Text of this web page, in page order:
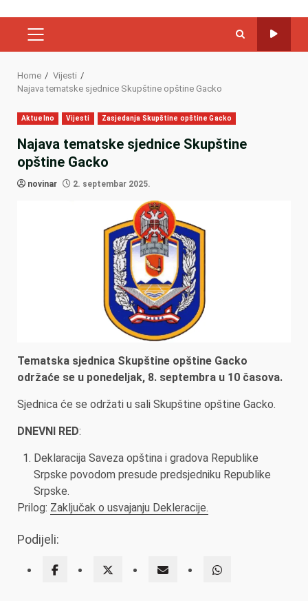
PRIMARY
Home
Vijesti
Najava tematske sjednice Skupštine opštine Gacko
Aktuelno Vijesti Zasjedanja Skupštine opštine Gacko
Najava tematske sjednice Skupštine
opštine Gacko
novinar 2. septembar 2025.
Tematska sjednica Skupštine opštine Gacko
održaće se u ponedeljak, 8. septembra u 10 časova.
Sjednica će se održati u sali Skupštine opštine Gacko.
DNEVNI RED:
Deklaracija Saveza opština i gradova Republike
Srpske povodom presude predsjedniku Republike
Srpske.
Prilog: Zaključak o usvajanju Dekleracije.
Podijeli: